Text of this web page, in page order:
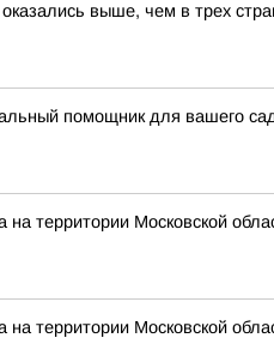
выше, чем в трех
помощник для вашего
на территории Московской
на территории Московской